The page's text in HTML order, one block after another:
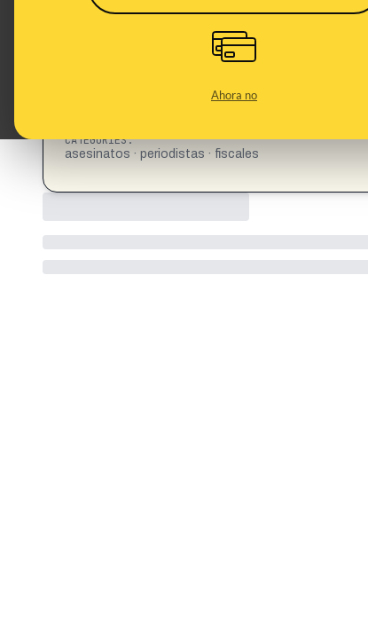
Ahora no
What's being said:
«El ex fiscal del TSJC José María
Ruiz el asesinato del periodista
This content
https://x.com/lcds_2/status/
CATEGORIES:
asesinatos · periodistas · fiscales